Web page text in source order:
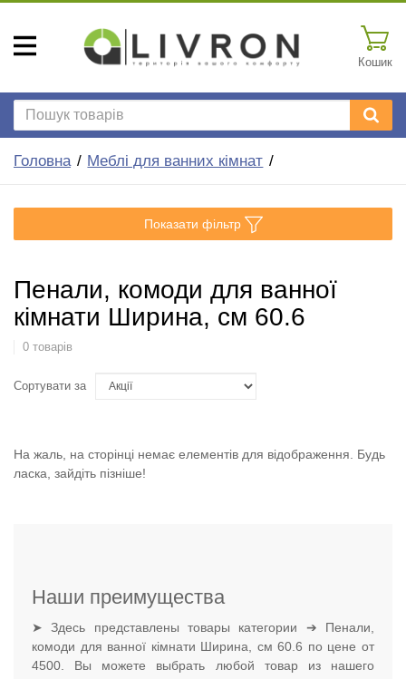
Кошик
Головна Меблі для ванних кімнат
Показати фільтр
Пенали, комоди для ванної
кімнати Ширина, см 60.6
0 товарів
Сортувати за
На жаль, на сторінці немає елементів для відображення. Будь
ласка, зайдіть пізніше!
Наши преимущества
➤ Здесь представлены товары категории ➔ Пенали,
комоди для ванної кімнати Ширина, см 60.6 по цене от
4500. Вы можете выбрать любой товар из нашего